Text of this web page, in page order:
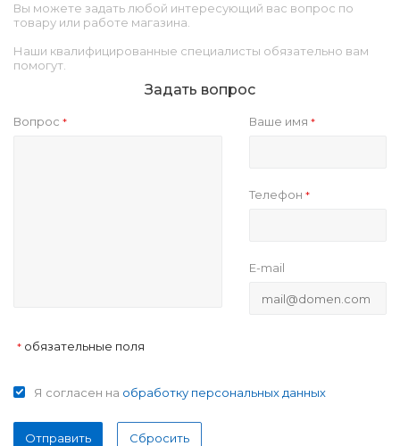
Вы можете задать любой интересующий вас вопрос по
товару или работе магазина.
Наши квалифицированные специалисты обязательно вам
помогут.
Задать вопрос
Вопрос * Ваше имя*
Телефон*
E-mail
* обязательные поля
Я согласен на обработку персональных данных
Отправить Сбросить